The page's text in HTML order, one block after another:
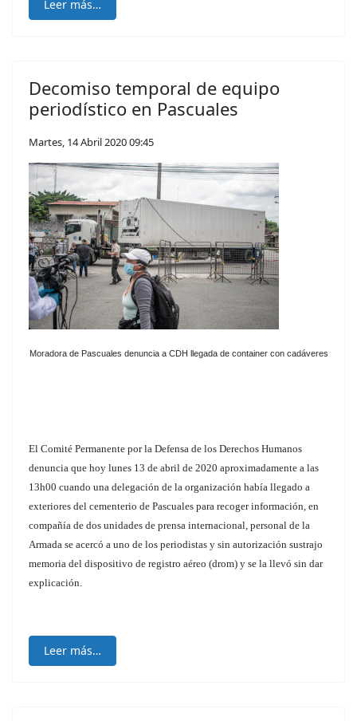
Leer más…
Decomiso temporal de equipo
periodístico en Pascuales
Martes, 14 Abril 2020 09:45
Moradora de Pascuales denuncia a CDH llegada de container con cadáveres
El Comité Permanente por la Defensa de los Derechos Humanos
denuncia que hoy lunes 13 de abril de 2020 aproximadamente a las
13h00 cuando una delegación de la organización había llegado a
exteriores del cementerio de Pascuales para recoger información, en
compañía de dos unidades de prensa internacional, personal de la
Armada se acercó a uno de los periodistas y sin autorización sustrajo
memoria del dispositivo de registro aéreo (drom) y se la llevó sin dar
explicación.
Leer más…